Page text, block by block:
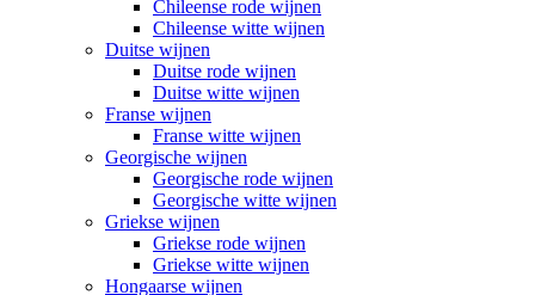
Chileense rode wijnen
Chileense witte wijnen
Duitse wijnen
Duitse rode wijnen
Duitse witte wijnen
Franse wijnen
Franse witte wijnen
Georgische wijnen
Georgische rode wijnen
Georgische witte wijnen
Griekse wijnen
Griekse rode wijnen
Griekse witte wijnen
Hongaarse wijnen